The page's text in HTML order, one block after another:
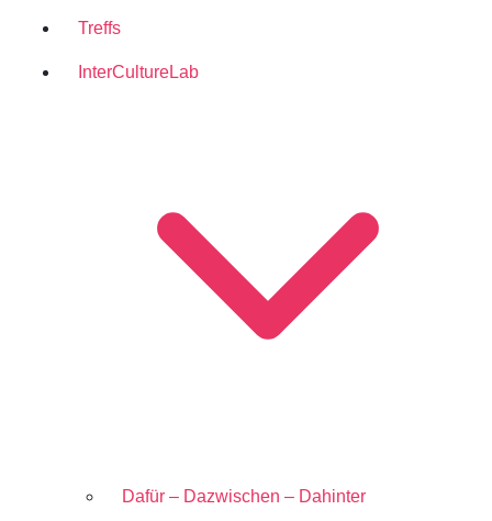
Treffs
InterCultureLab
Dafür – Dazwischen – Dahinter